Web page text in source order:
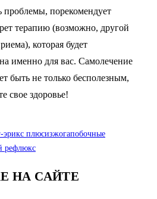
проблемы, порекомендует
терапию (возможно, другой
которая будет
именно для вас. Самолечение
быть не только бесполезным,
свое здоровье!
эрикс плюсизжогапобочные
рефлюкс
НА САЙТЕ